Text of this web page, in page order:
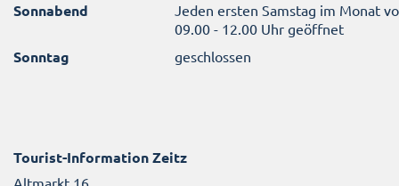
Sonnabend
Jeden ersten Samstag im Monat
09.00 - 12.00 Uhr geöffnet
Sonntag geschlossen
Tourist-Information Zeitz